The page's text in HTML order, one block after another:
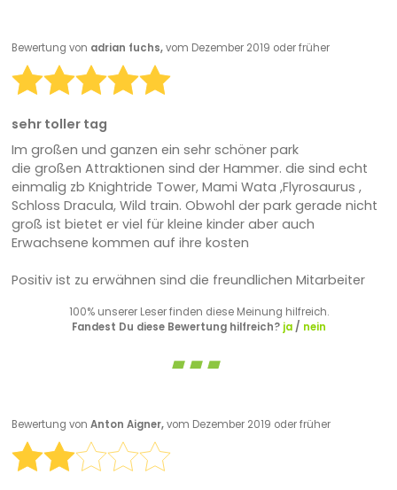
Bewertung von adrian fuchs,vom Dezember 2019 oder früher
sehr toller tag
Im großen und ganzen ein sehr schöner park
die großen Attraktionen sind der Hammer. die sind echt
einmalig zb Knightride Tower, Mami Wata ,Flyrosaurus ,
Schloss Dracula, Wild train. Obwohl der park gerade nicht
groß ist bietet er viel für kleine kinder aber auch
Erwachsene kommen auf ihre kosten
Positiv ist zu erwähnen sind die freundlichen Mitarbeiter
100% unserer Leser finden diese Meinung hilfreich.
Fandest Du diese Bewertung hilfreich? ja/ nein
Bewertung von Anton Aigner,vom Dezember 2019 oder früher